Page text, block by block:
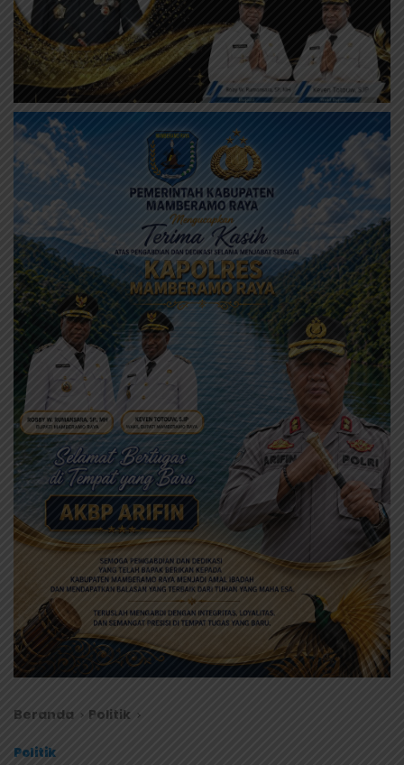
Beranda Politik
Politik